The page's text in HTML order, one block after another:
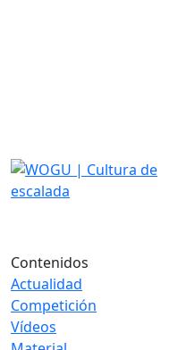
Contenidos
Actualidad
Competición
Vídeos